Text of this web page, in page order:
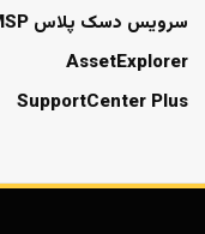
سرویس دسک پلاس MSP
AssetExplorer
SupportCenter Plus